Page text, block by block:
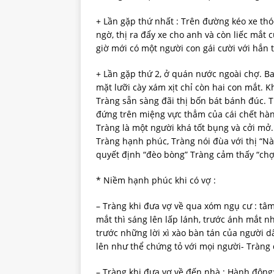
+ Lần gặp thứ nhất : Trên đường kéo xe
ngờ, thị ra đẩy xe cho anh và còn liếc
giờ mới có một người con gái cười với hắn
+ Lần gặp thứ 2, ở quán nước ngoài chợ.
mặt lưỡi cày xám xịt chỉ còn hai con mắt.
Tràng sẵn sàng đãi thị bốn bát bánh đúc.
đứng trên miệng vực thẳm của cái chết
Tràng là một người khá tốt bụng và cởi
Tràng hạnh phúc, Tràng nói đùa với thị
quyết định “đèo bòng” Tràng cảm thấy
* Niềm hạnh phúc khi có vợ :
– Tràng khi đưa vợ về qua xóm ngụ cư :
mắt thì sáng lên lấp lánh, trước ánh mắt
trước những lời xì xào bàn tán của người
lên như thể chứng tỏ với mọi người- Tràng